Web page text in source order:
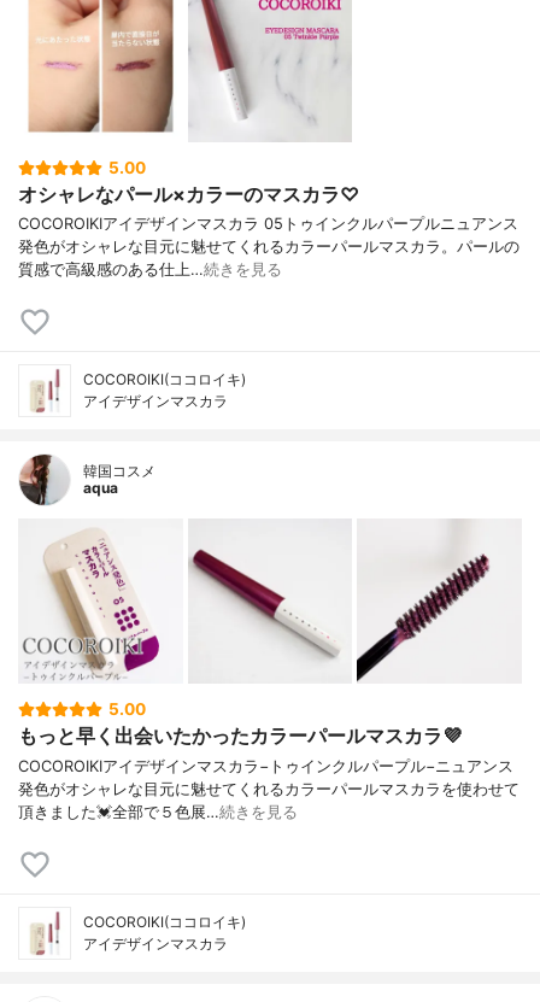
5.00
オシャレなパール×カラーのマスカラ♡
COCOROIKIアイデザインマスカラ 05トゥインクルパープルニュアンス
発色がオシャレな目元に魅せてくれるカラーパールマスカラ。パールの
質感で高級感のある仕上…続きを見る
COCOROIKI(ココロイキ)
アイデザインマスカラ
韓国コスメ
aqua
5.00
もっと早く出会いたかったカラーパールマスカラ💜
COCOROIKIアイデザインマスカラ−トゥインクルパープル−ニュアンス
発色がオシャレな目元に魅せてくれるカラーパールマスカラを使わせて
頂きました💓全部で５色展…続きを見る
COCOROIKI(ココロイキ)
アイデザインマスカラ